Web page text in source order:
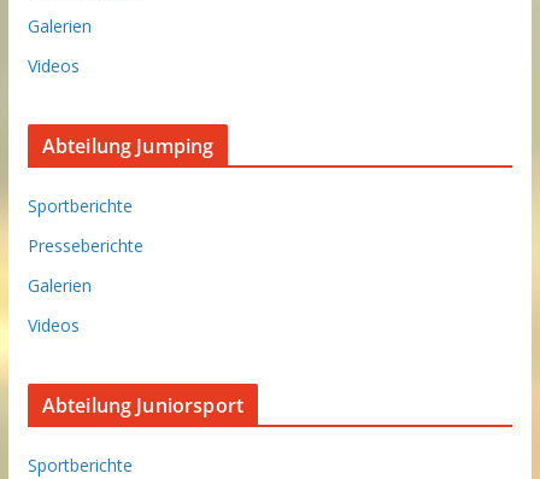
Galerien
Videos
Abteilung Jumping
Sportberichte
Presseberichte
Galerien
Videos
Abteilung Juniorsport
Sportberichte